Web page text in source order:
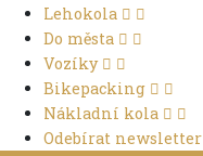
Lehokola
Do města
Vozíky
Bikepacking
Nákladní kola
Odebírat newsletter